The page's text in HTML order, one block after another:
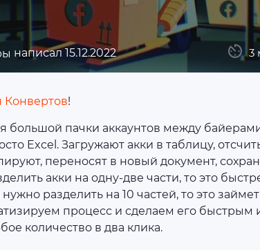
написал 15.12.2022 3
Конвертов!
большой пачки аккаунтов между
Excel. Загружают акки в таблицу,
переносят в новый документ,
акки на одну-две части, то это
нужно разделить на 10 частей, то это
процесс и сделаем его быстрым
количество в два клика.